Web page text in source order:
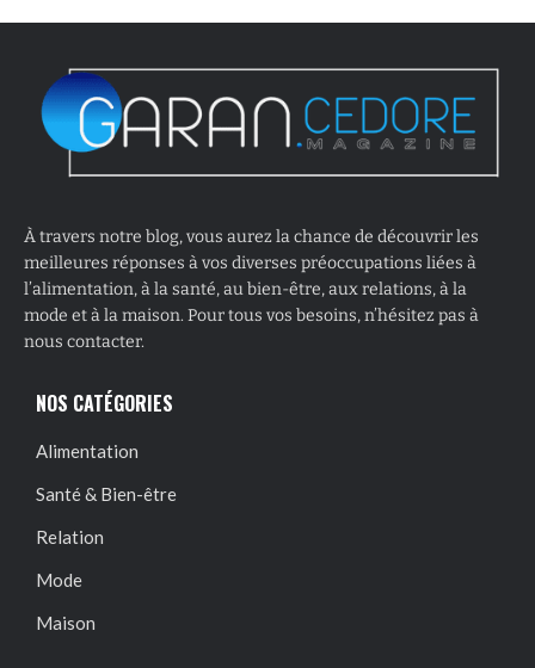
À travers notre blog, vous aurez la chance de découvrir les
meilleures réponses à vos diverses préoccupations liées à
l’alimentation, à la santé, au bien-être, aux relations, à la
mode et à la maison. Pour tous vos besoins, n’hésitez pas à
nous contacter.
NOS CATÉGORIES
Alimentation
Santé & Bien-être
Relation
Mode
Maison